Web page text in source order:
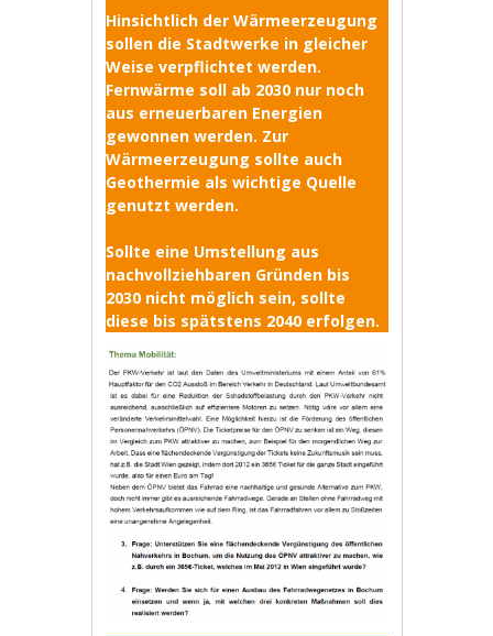
Hinsichtlich der Wärmeerzeugung
sollen die Stadtwerke in gleicher
Weise verpflichtet werden.
Fernwärme soll ab 2030 nur noch
aus erneuerbaren Energien
gewonnen werden. Zur
Wärmeerzeugung sollte auch
Geothermie als wichtige Quelle
genutzt werden.
Sollte eine Umstellung aus
nachvollziehbaren Gründen bis
2030 nicht möglich sein, sollte
diese bis spätstens 2040 erfolgen.